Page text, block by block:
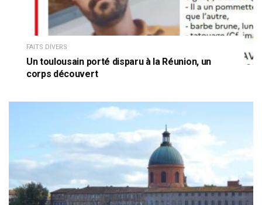
FAITS DIVERS
Un toulousain porté disparu à la Réunion, un
corps découvert